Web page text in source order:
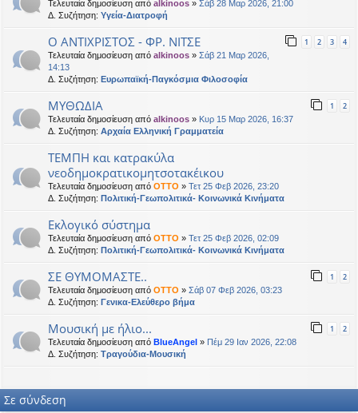
Τελευταία δημοσίευση από alkinoos » Σάβ 28 Μαρ 2026, 21:00
Δ. Συζήτηση: Υγεία-Διατροφή
Ο ΑΝΤΙΧΡΙΣΤΟΣ - ΦΡ. ΝΙΤΣΕ 1 2 3 4
Τελευταία δημοσίευση από alkinoos » Σάβ 21 Μαρ 2026,
14:13
Δ. Συζήτηση: Ευρωπαϊκή-Παγκόσμια Φιλοσοφία
ΜΥΘΩΔΙΑ 1 2
Τελευταία δημοσίευση από alkinoos » Κυρ 15 Μαρ 2026, 16:37
Δ. Συζήτηση: Αρχαία Ελληνική Γραμματεία
ΤΕΜΠΗ και κατρακύλα
νεοδημοκρατικομητσοτακέικου
Τελευταία δημοσίευση από OTTO » Τετ 25 Φεβ 2026, 23:20
Δ. Συζήτηση: Πολιτική-Γεωπολιτικά- Κοινωνικά Κινήματα
Εκλογικό σύστημα
Τελευταία δημοσίευση από OTTO » Τετ 25 Φεβ 2026, 02:09
Δ. Συζήτηση: Πολιτική-Γεωπολιτικά- Κοινωνικά Κινήματα
ΣΕ ΘΥΜΟΜΑΣΤΕ.. 1 2
Τελευταία δημοσίευση από OTTO » Σάβ 07 Φεβ 2026, 03:23
Δ. Συζήτηση: Γενικα-Ελεύθερο βήμα
Μουσική με ήλιο... 1 2
Τελευταία δημοσίευση από BlueAngel » Πέμ 29 Ιαν 2026, 22:08
Δ. Συζήτηση: Τραγούδια-Μουσική
Σε σύνδεση